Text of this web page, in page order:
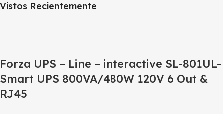
Vistos Recientemente
Forza UPS – Line – interactive SL-801UL-
Smart UPS 800VA/480W 120V 6 Out &
RJ45